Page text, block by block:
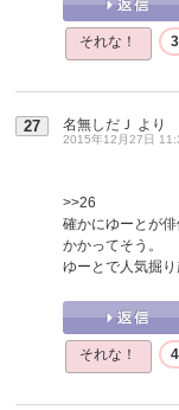
それな！
27 名無しだＪ より
2015年12月27日
>>26
確かにゆーとが
かかってそう。
ゆーとで人気掘
それな！